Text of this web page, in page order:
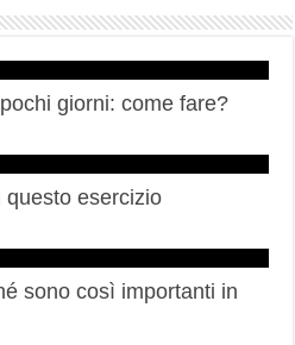
giorni: come fare?
questo esercizio
sono così importanti in